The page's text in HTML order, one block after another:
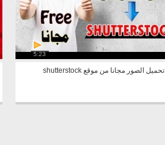
5:23
تحميل الصور مجانا من موقع shutterstock